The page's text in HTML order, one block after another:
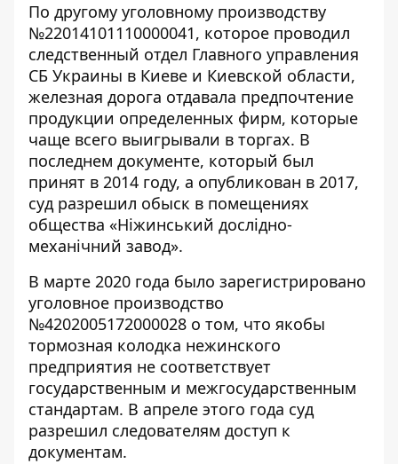
По другому уголовному производству
№22014101110000041, которое проводил
следственный отдел Главного управления
СБ Украины в Киеве и Киевской области,
железная дорога отдавала предпочтение
продукции определенных фирм, которые
чаще всего выигрывали в торгах. В
последнем документе, который был
принят в 2014 году, а опубликован в 2017,
суд разрешил обыск в помещениях
общества «Ніжинський дослідно-
механічний завод».
В марте 2020 года было зарегистрировано
уголовное производство
№4202005172000028 о том, что якобы
тормозная колодка нежинского
предприятия не соответствует
государственным и межгосударственным
стандартам. В апреле этого года суд
разрешил следователям доступ к
документам.